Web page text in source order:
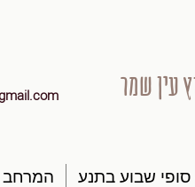
עין שמר
סופי שבוע בתנע המרחב